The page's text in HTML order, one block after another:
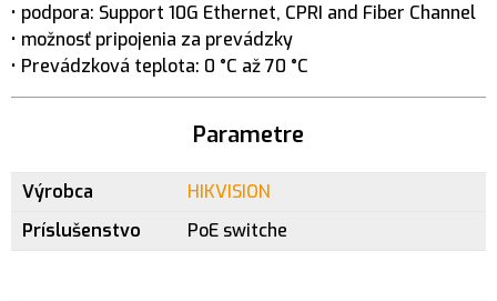
• podpora: Support 10G Ethernet, CPRI and Fiber Channel
• možnosť pripojenia za prevádzky
• Prevádzková teplota: 0 °C až 70 °C
Parametre
Výrobca
HIKVISION
Príslušenstvo
PoE switche